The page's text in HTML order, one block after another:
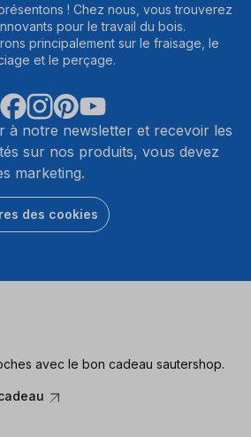
! Chez nous, vous trouverez
pour le travail du bois.
principalement sur le fraisage, le
et le perçage.
à notre newsletter et recevoir les
sur nos produits, vous devez
marketing.
des cookies
avec le bon cadeau sautershop.